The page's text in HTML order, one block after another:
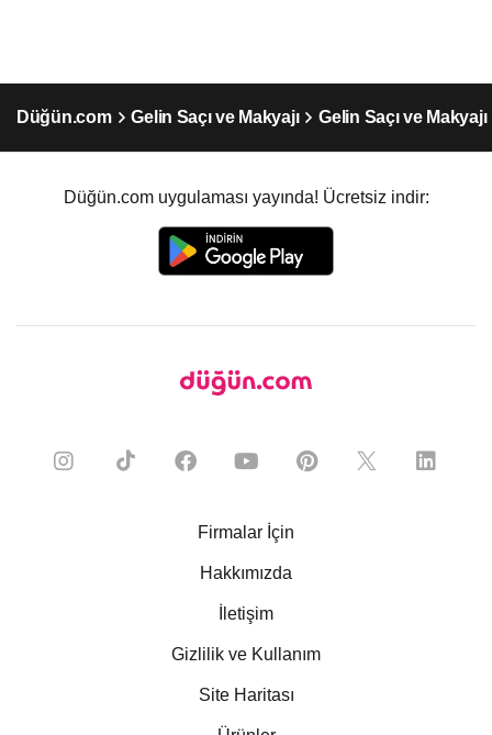
Düğün.com Gelin Saçı ve Makyajı Gelin Saçı ve
Düğün.com uygulaması yayında! Ücretsiz indir:
Firmalar İçin
Hakkımızda
İletişim
Gizlilik ve Kullanım
Site Haritası